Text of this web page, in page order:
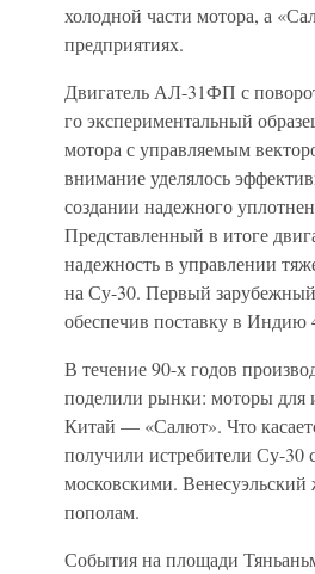
холодной части мотора, а
предприятиях.
Двигатель АЛ-31ФП с
го экспериментальный
мотора с управляемым
внимание уделялось
создании надежного
Представленный в итоге
надежность в управлении
на Су-30. Первый
обеспечив поставку в
В течение 90-х годов
поделили рынки: моторы для
Китай — «Салют». Что
получили истребители Су-
московскими.
пополам.
События на площади